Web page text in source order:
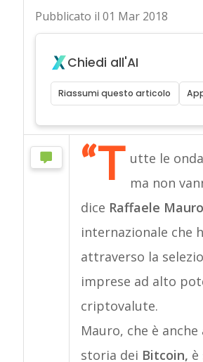
Pubblicato il 01 Mar 2018
Chiedi all'AI
Riassumi questo articolo
“T utte le
ma non
dice Raffaele Mauro
internazionale che
attraverso la
imprese ad alto
criptovalute.
Mauro, che è
storia dei Bitcoin, è